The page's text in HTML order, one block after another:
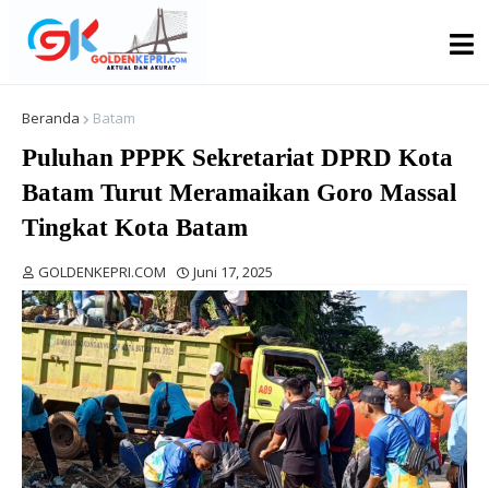
Beranda Batam
Puluhan PPPK Sekretariat DPRD Kota
Batam Turut Meramaikan Goro Massal
Tingkat Kota Batam
GOLDENKEPRI.COM Juni 17, 2025